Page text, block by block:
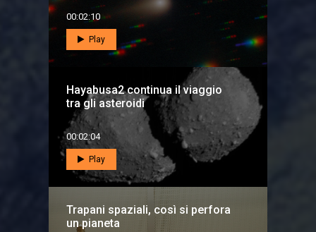
00:02:10
Play
Hayabusa2 continua il viaggio
tra gli asteroidi
00:02:04
Play
Trapani spaziali, così si perfora
un pianeta